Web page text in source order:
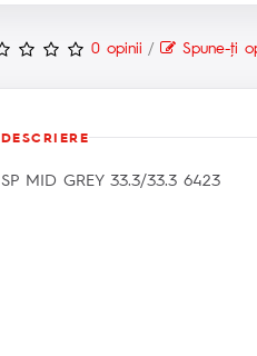
0 opinii / Spune-ţi
DESCRIERE
SP MID GREY 33.3/33.3 6423